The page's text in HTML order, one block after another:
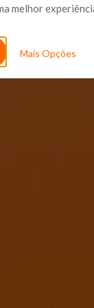
melhor
Mais Opções